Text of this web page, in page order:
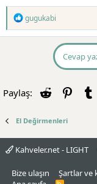
T
p
:
gugukabi
Cevap
Paylaş: Reddit
El Değirmenleri
Kahveler.net - LIGHT
Bize ulaşın Şartlar ve